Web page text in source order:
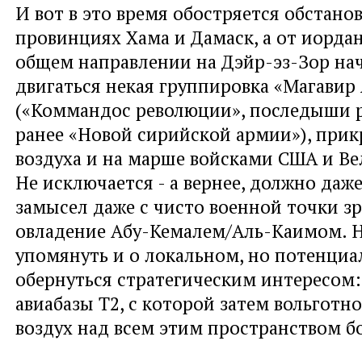
И вот в это время обостряется
провинциях Хама и Дамаск, а от
общем направлении на Дэйр-эз-Зор
двигаться некая группировка
(«Коммандос революции», последыши
ранее «Новой сирийской армии»),
воздуха и на марше войсками США и
Не исключается - а вернее, должно
замысел даже с чисто военной точки
овладение Абу-Кемалем/Аль-Каимом.
упомянуть и о локальном, но
обернуться стратегическим интересом:
авиабазы Т2, с которой затем
воздух над всем этим пространством